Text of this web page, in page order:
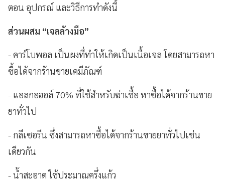
ตอน อุปกรณ์ และวิธีการทำดังนี้
ส่วนผสม “เจลล้างมือ”
- คาร์โบพอล เป็นผงที่ทำให้เกิดเป็นเนื้อเจล โดยสามารถหา
ซื้อได้จากร้านขายเคมีภัณฑ์
- แอลกอฮอล์ 70% ที่ใช้สำหรับฆ่าเชื้อ หาซื้อได้จากร้านขาย
ยาทั่วไป
- กลีเซอรีน ซึ่งสามารถหาซื้อได้จากร้านขายยาทั่วไปเช่น
เดียวกัน
- น้ำสะอาด ใช้ประมาณครึ่งแก้ว